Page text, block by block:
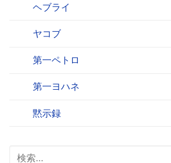
ヘブライ
ヤコブ
第一ペトロ
第一ヨハネ
黙示録